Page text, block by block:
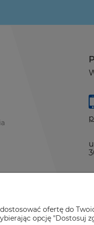
ofertę do
opcję "Dostosuj